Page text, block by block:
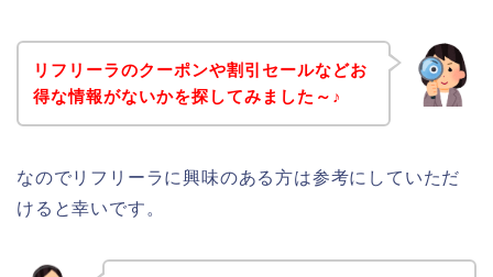
リフリーラのクーポンや割引セールなどお
得な情報がないかを探してみました～♪
なのでリフリーラに興味のある方は参考にしていただ
けると幸いです。